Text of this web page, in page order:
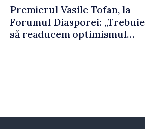
puternice”
Premierul Vasile Tofan, la
Forumul Diasporei: „Trebuie
să readucem optimismul